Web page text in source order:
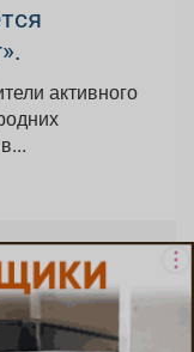
активного